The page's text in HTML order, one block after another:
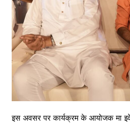
इस अवसर पर कार्यक्रम के आयोजक मा